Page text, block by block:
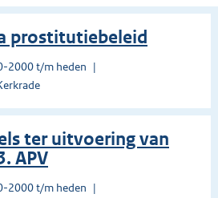
prostitutiebeleid
2000 t/m heden
ter uitvoering van
APV
2000 t/m heden